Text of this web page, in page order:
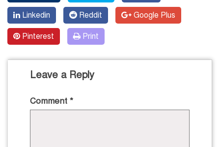
Linkedin Reddit Google Plus
Pinterest Print
Leave a Reply
Comment *